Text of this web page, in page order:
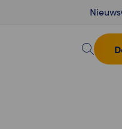
Nieuws